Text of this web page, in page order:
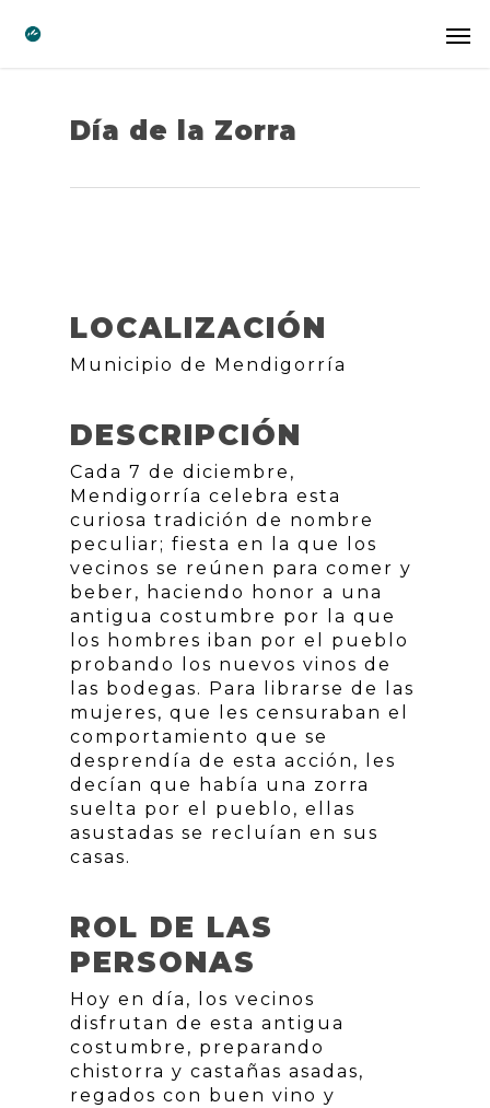
Día de la Zorra
LOCALIZACIÓN
Municipio de Mendigorría
DESCRIPCIÓN
Cada 7 de diciembre,
Mendigorría celebra esta
curiosa tradición de nombre
peculiar; fiesta en la que los
vecinos se reúnen para comer y
beber, haciendo honor a una
antigua costumbre por la que
los hombres iban por el pueblo
probando los nuevos vinos de
las bodegas. Para librarse de las
mujeres, que les censuraban el
comportamiento que se
desprendía de esta acción, les
decían que había una zorra
suelta por el pueblo, ellas
asustadas se recluían en sus
casas.
ROL DE LAS
PERSONAS
Hoy en día, los vecinos
disfrutan de esta antigua
costumbre, preparando
chistorra y castañas asadas,
regados con buen vino y